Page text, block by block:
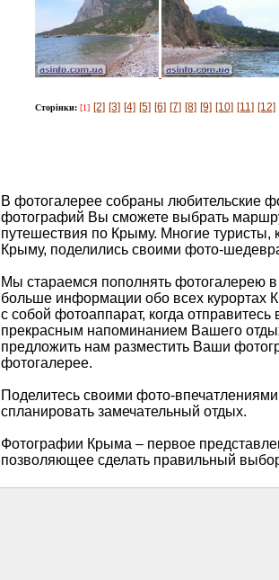
Сторінки: [1] [2] [3] [4] [5] [6] [7] [8] [9] [10] [11] [12]
В фотогалерее собраны любительские
фотографий Вы сможете выбрать
путешествия по Крыму. Многие туристы,
Крыму, поделились своими фото-
Мы стараемся пополнять фотогалерею
больше информации обо всех курортах
с собой фотоаппарат, когда
прекрасным напоминанием Вашего
предложить нам разместить Ваши
фотогалерее.
Поделитесь своими фото-
спланировать замечательный отдых.
Фотографии Крыма – первое
позволяющее сделать правильный